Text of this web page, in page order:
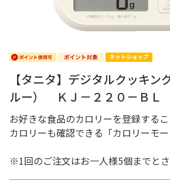
【タニタ】デジタルクッキン
ルー） ＫＪ－２２０－ＢＬ
お好きな食品のカロリーを登録する
カロリーも確認できる「カロリーモー
※1回のご注文はお一人様5個までとさ